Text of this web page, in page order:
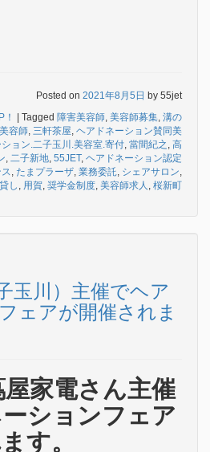
Posted on 2021年8月5日 by 55jet
！ Tagged 障害美容師, 美容師募集, 溝の
美容師, 三軒茶屋, ヘアドネーション賛同美
ョン.二子玉川.美容室.寄付, 當間紀之 , 高
, 二子新地, 55JET, ヘアドネーション認定
, たまプラーザ, 業務委託, シェアサロン,
し , 用賀, 奨学金制度, 美容師求人 , 桜新町
玉川）主催でヘア
ェアが開催されま
家電さん主催
ションフェア
す。